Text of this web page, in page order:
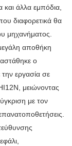
άλλα εμπόδια,
διαφορετικά θα
μηχανήματος.
αποθήκη
ο
εργασία σε
μειώνοντας
με τον